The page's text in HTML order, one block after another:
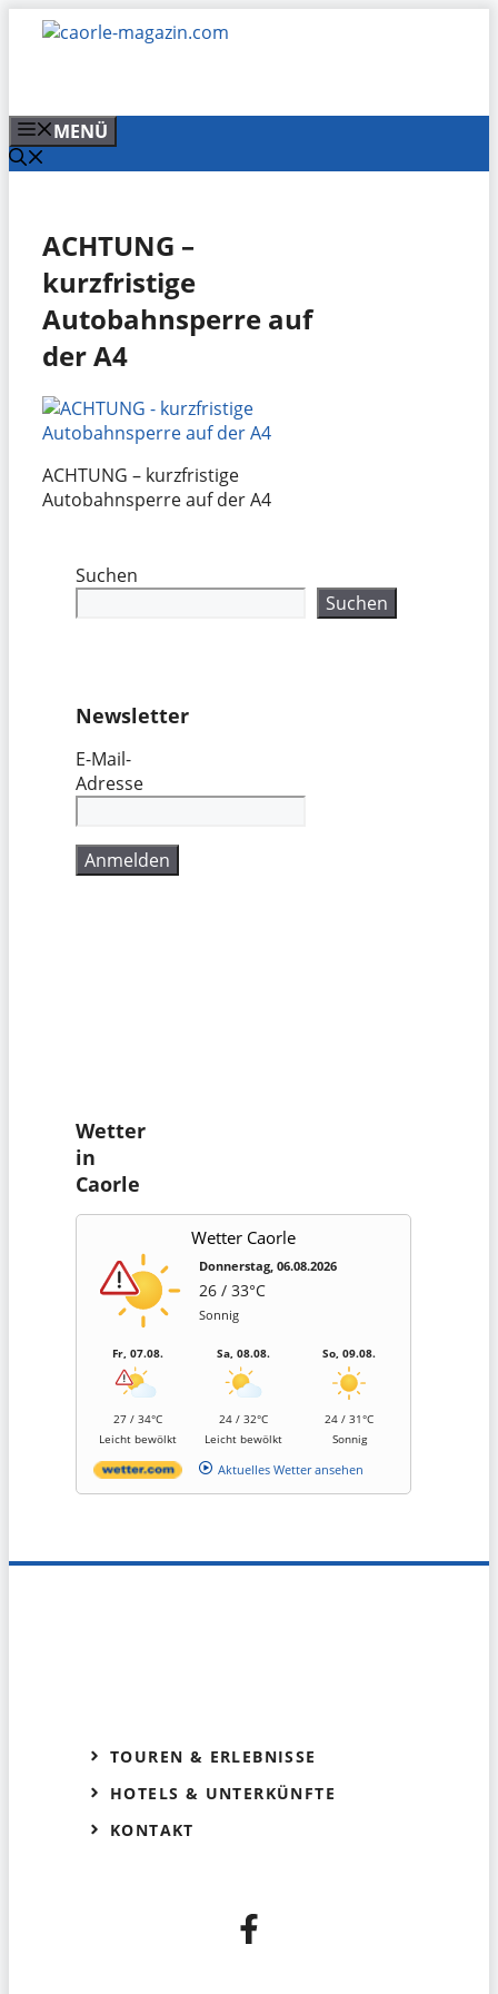
Zum
Inhalt
MENÜ
ACHTUNG –
kurzfristige
Autobahnsperre auf
der A4
ACHTUNG – kurzfristige
Autobahnsperre auf der A4
Suchen
Suchen
Newsletter
E-Mail-
Adresse
Wetter
in
Caorle
Wetter Caorle
Donnerstag, 06.08.2026
26 / 33°C
Sonnig
Fr, 07.08.
27 / 34°C
Leicht bewölkt
Sa, 08.08.
24 / 32°C
Leicht bewölkt
So, 09.08.
24 / 31°C
Sonnig
Aktuelles Wetter ansehen
TOUREN & ERLEBNISSE
HOTELS & UNTERKÜNFTE
KONTAKT